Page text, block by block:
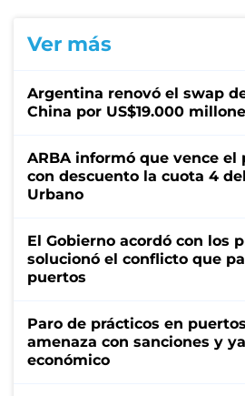
Ver más
Argentina renovó el swap
China por US$19.000
ARBA informó que vence el
con descuento la cuota 4
Urbano
El Gobierno acordó con los
solucionó el conflicto que
puertos
Paro de prácticos en
amenaza con sanciones y
económico